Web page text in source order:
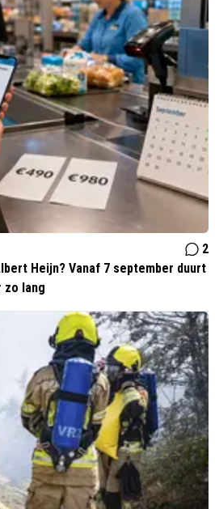
2
Heijn? Vanaf 7 september duurt
zo lang